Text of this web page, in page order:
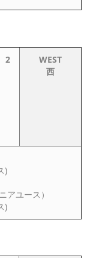
2
WEST
西
)
ユース）
)